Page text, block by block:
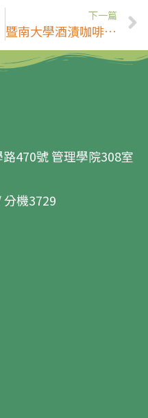
下一篇
暨南大學酒漬咖啡 入圍U-start第二階段創新創業計畫
470號 管理學院308室
機3729